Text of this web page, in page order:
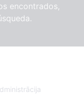
encontrados,